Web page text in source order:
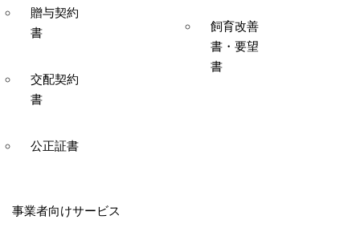
贈与契約
書
交配契約
書
公正証書
飼育改善
書・要望
書
事業者向けサービス